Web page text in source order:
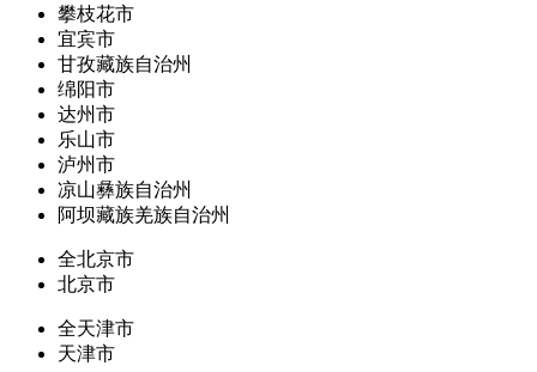
攀枝花市
宜宾市
甘孜藏族自治州
绵阳市
达州市
乐山市
泸州市
凉山彝族自治州
阿坝藏族羌族自治州
全北京市
北京市
全天津市
天津市